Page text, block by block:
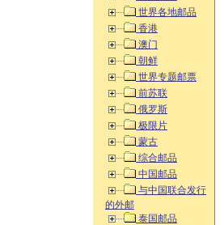
世界各地邮品
香港
澳门
朝鲜
世界专题邮票
前苏联
俄罗斯
极限片
蒙古
综合邮品
中国邮品
与中国联合发行
的外邮
泰国邮品